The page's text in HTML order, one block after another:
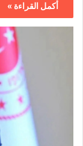
أكمل القراءة »